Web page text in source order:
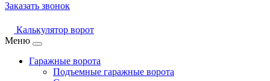
Заказать звонок
Калькулятор ворот
Меню
Гаражные ворота
Подъемные гаражные ворота